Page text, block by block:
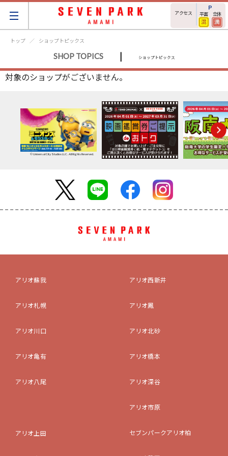
アクセス 平面 立体
トップ ショップトピックス
SHOP TOPICS | ショップトピックス
対象のショップがございません。
© Universal City Studios LLC. All Rights Reserved.
アリオ蘇我
アリオ札幌
アリオ川口
アリオ亀有
アリオ八尾
アリオ上田
アリオ西新井
アリオ鳳
アリオ北砂
アリオ橋本
アリオ深谷
アリオ市原
セブンパークアリオ柏